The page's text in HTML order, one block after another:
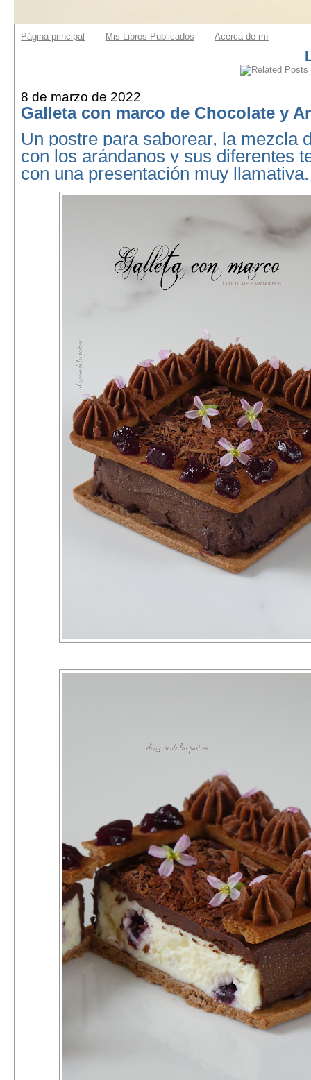
Página principal Mis Libros Publicados Acerca de mí
8 de marzo de 2022
Galleta con marco de Chocolate y
Un postre para saborear, la mezcla
con los arándanos y sus diferentes
con una presentación muy llamativa.